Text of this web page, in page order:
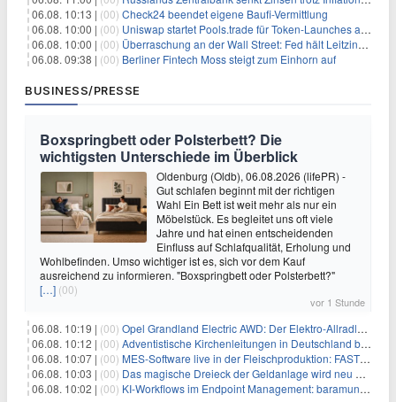
06.08. 10:13 | (00) Check24 beendet eigene Baufi-Vermittlung
06.08. 10:00 | (00) Uniswap startet Pools.trade für Token-Launches auf Robinhood Chain
06.08. 10:00 | (00) Überraschung an der Wall Street: Fed hält Leitzins fest – aber Warsh sendet klares Signal
06.08. 09:38 | (00) Berliner Fintech Moss steigt zum Einhorn auf
BUSINESS/PRESSE
Boxspringbett oder Polsterbett? Die
wichtigsten Unterschiede im Überblick
Oldenburg (Oldb), 06.08.2026 (lifePR) -
Gut schlafen beginnt mit der richtigen
Wahl Ein Bett ist weit mehr als nur ein
Möbelstück. Es begleitet uns oft viele
Jahre und hat einen entscheidenden
Einfluss auf Schlafqualität, Erholung und
Wohlbefinden. Umso wichtiger ist es, sich vor dem Kauf
ausreichend zu informieren. "Boxspringbett oder Polsterbett?"
[…] (00)
vor 1 Stunde
06.08. 10:19 | (00) Opel Grandland Electric AWD: Der Elektro-Allradler als zugkräftiges Wohnwagen-Gespann
06.08. 10:12 | (00) Adventistische Kirchenleitungen in Deutschland bekräftigen ihre „Stellungnahme zur gesellschaftlichen Situation“
06.08. 10:07 | (00) MES-Software live in der Fleischproduktion: FASTEC 4 PRO steigert OEE und spart bei Goldschmaus zwei Schichten pro Woche
06.08. 10:03 | (00) Das magische Dreieck der Geldanlage wird neu definiert
06.08. 10:02 | (00) KI-Workflows im Endpoint Management: baramundi erweitert die Management Suite um MCP-Server und n8n-Integration